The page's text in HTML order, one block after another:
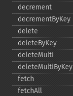
decrement
decrementByKey
delete
deleteByKey
deleteMulti
deleteMultiByKey
fetch
fetchAll